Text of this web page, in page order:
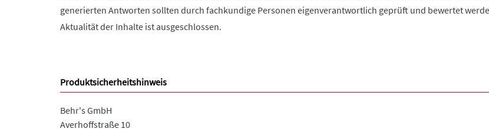
generierten Antworten sollten durch fachkundige Personen eigenverantwortlich geprüft und bewertet
Aktualität der Inhalte ist ausgeschlossen.
Produktsicherheitshinweis
Behr's GmbH
Averhoffstraße 10